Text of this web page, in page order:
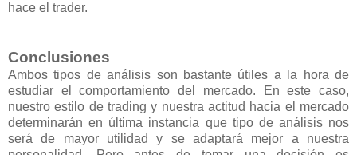
hace el trader.
Conclusiones
Ambos tipos de análisis son bastante útiles a la hora de
estudiar el comportamiento del mercado. En este caso,
nuestro estilo de trading y nuestra actitud hacia el mercado
determinarán en última instancia que tipo de análisis nos
será de mayor utilidad y se adaptará mejor a nuestra